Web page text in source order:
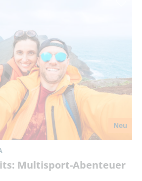
Neu
Multisport-Abenteuer